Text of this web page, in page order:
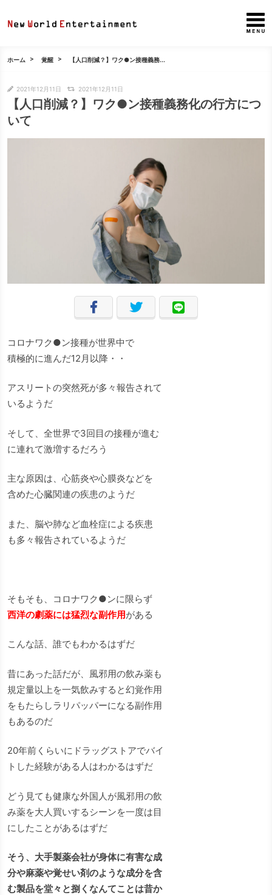
ホーム 覚醒 【人口削減？】ワク●ン接種義務...
2021年12月11日 2021年12月11日
【人口削減？】ワク●ン接種義務化の行方につ
いて
コロナワク●ン接種が世界中で
積極的に進んだ12月以降・・
アスリートの突然死が多々報告されて
いるようだ
そして、全世界で3回目の接種が進む
に連れて激増するだろう
主な原因は、心筋炎や心膜炎などを
含めた心臓関連の疾患のようだ
また、脳や肺など血栓症による疾患
も多々報告されているようだ
そもそも、コロナワク●ンに限らず
西洋の劇薬には猛烈な副作用がある
こんな話、誰でもわかるはずだ
昔にあった話だが、風邪用の飲み薬も
規定量以上を一気飲みすると幻覚作用
をもたらしラリパッパーになる副作用
もあるのだ
20年前くらいにドラッグストアでバイ
トした経験がある人はわかるはずだ
どう見ても健康な外国人が風邪用の飲
み薬を大人買いするシーンを一度は目
にしたことがあるはずだ
そう、大手製薬会社が身体に有害な成
分や麻薬や覚せい剤のような成分を含
む製品を堂々と捌くなんてことは昔か